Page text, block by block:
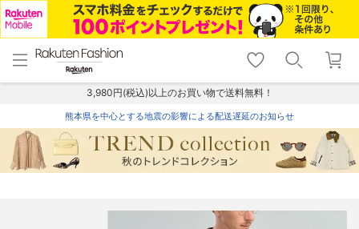
menu home
トップ
shopping_cart lock_outline
ログイン
3,980円(税込)以上のお買い物で送料無料！
熊本県を中心とする地震の影響による配送遅延のお知らせ